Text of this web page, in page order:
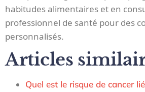
habitudes alimentaires et en
professionnel de santé pour des
personnalisés.
Articles
Quel est le risque de cancer